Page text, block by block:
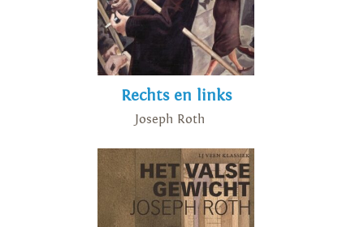
Rechts en links
Joseph Roth